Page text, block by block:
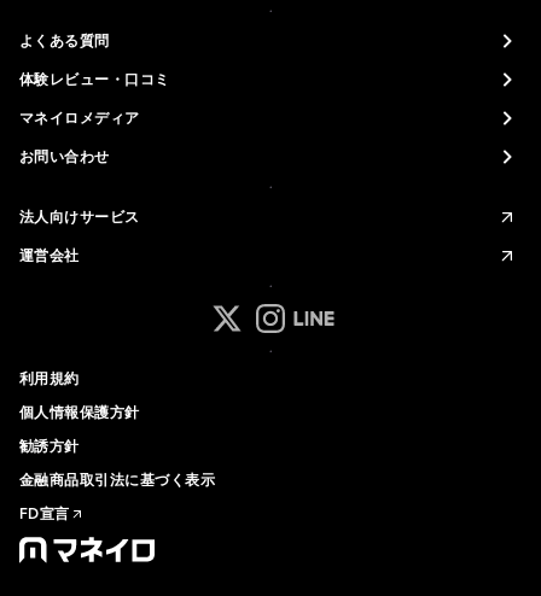
よくある質問
体験レビュー・口コミ
マネイロメディア
お問い合わせ
法人向けサービス
運営会社
マネイロ公式 Xアカウント
マネイロ公式 Instagramアカウ
マネイロ公式 LINEアカウ
利用規約
個人情報保護方針
勧誘方針
金融商品取引法に基づく表示
FD宣言